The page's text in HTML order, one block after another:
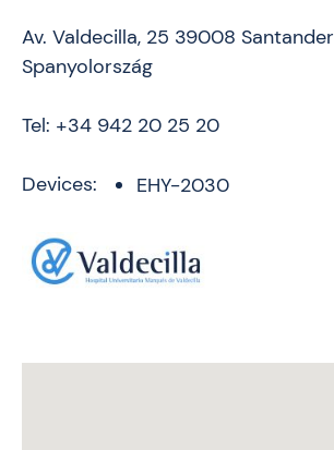
Av. Valdecilla, 25 39008 Santander
Spanyolország
Tel: +34 942 20 25 20
Devices: EHY-2030